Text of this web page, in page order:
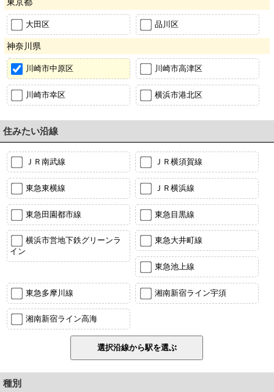
大田区 品川区
神奈川県
川崎市中原区 川崎市高津区
川崎市幸区 横浜市港北区
住みたい沿線
ＪＲ南武線 ＪＲ横須賀線
東急東横線 ＪＲ横浜線
東急田園都市線 東急目黒線
横浜市営地下鉄グリーンラ
イン
東急大井町線
東急池上線
東急多摩川線 湘南新宿ライン宇須
湘南新宿ライン高海
種別